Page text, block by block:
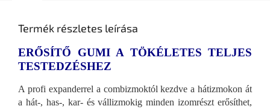
Termék részletes leírása
ERŐSÍTŐ GUMI A TÖKÉLETES TELJES
TESTEDZÉSHEZ
A profi expanderrel a combizmoktól kezdve a hátizmokon át
a hát-, has-, kar- és vállizmokig minden izomrészt erősíthet,